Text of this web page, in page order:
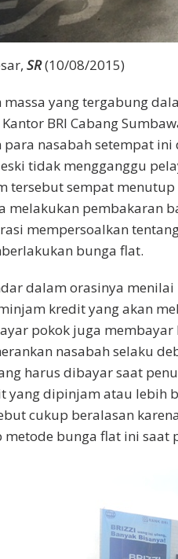
SR(10/08/2015)
massa yang tergabung
BRI Cabang
para nasabah setempat
tidak mengganggu
tersebut sempat
melakukan pembakaran
mempersoalkan
bunga flat.
dalam orasinya
kredit yang akan
pokok juga
nasabah selaku
harus dibayar saat
yang dipinjam atau lebih
cukup beralasan
metode bunga flat ini saat